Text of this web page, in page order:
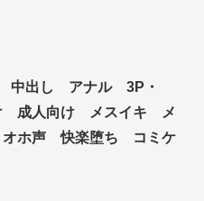
中出し アナル 3P・
成人向け メスイキ メ
ホ声 快楽堕ち コミケ